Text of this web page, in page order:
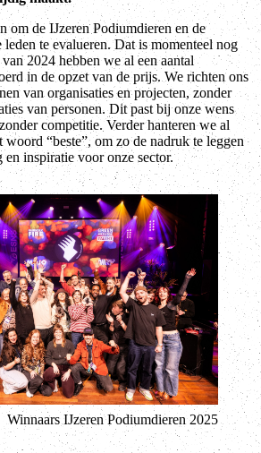
om de IJzeren Podiumdieren en de
te evalueren. Dat is momenteel nog
2024 hebben we al een aantal
in de opzet van de prijs. We richten ons
van organisaties en projecten, zonder
van personen. Dit past bij onze wens
competitie. Verder hanteren we al
“beste”, om zo de nadruk te leggen
inspiratie voor onze sector.
Winnaars IJzeren Podiumdieren 2025